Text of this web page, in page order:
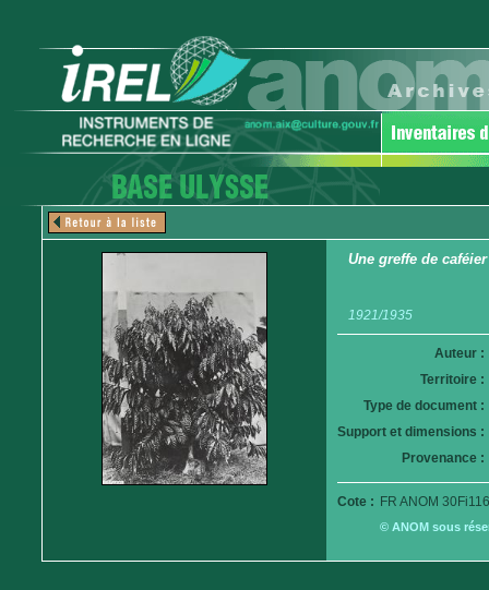
Une greffe de
1921/1935
Auteur :
Territoire :
Type de document :
Support et dimensions :
Provenance :
Cote : FR ANOM
© ANOM sous